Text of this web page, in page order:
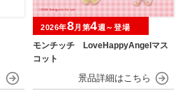
モンチッチ LoveHappyAngelマス
コット
2026年8月第4週～登場